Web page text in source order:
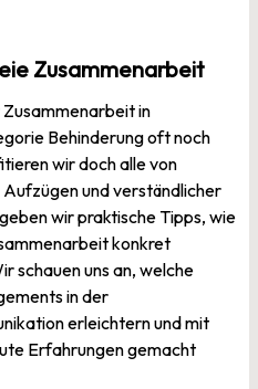
Zusammenarbeit
in
Behinderung oft noch
wir doch alle von
und verständlicher
wir praktische Tipps, wie
konkret
schauen uns an, welche
in der
erleichtern und mit
Erfahrungen gemacht